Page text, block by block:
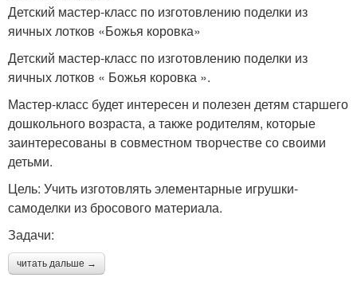
Детский мастер-класс по изготовлению поделки из
яичных лотков «Божья коровка»
Детский мастер-класс по изготовлению поделки из
яичных лотков « Божья коровка ».
Мастер-класс будет интересен и полезен детям старшего
дошкольного возраста, а также родителям, которые
заинтересованы в совместном творчестве со своими
детьми.
Цель: Учить изготовлять элементарные игрушки-
самоделки из бросового материала.
Задачи:
читать дальше →